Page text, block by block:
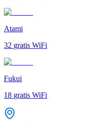
Atami
32 gratis WiFi
Fukui
18 gratis WiFi